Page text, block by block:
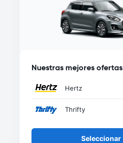
Nuestras mejores ofertas
Hertz
Thrifty
Seleccionar